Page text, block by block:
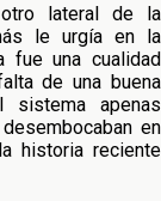
otro lateral de la
le urgía en la
fue una cualidad
de una buena
sistema apenas
en
historia reciente